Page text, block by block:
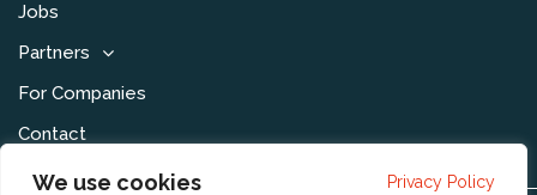
We use cookies Privacy Policy
Jobs
Partners
For Companies
Contact